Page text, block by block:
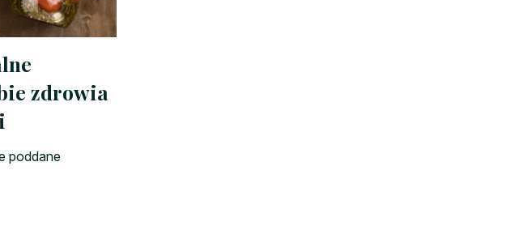
zdrowia
poddane